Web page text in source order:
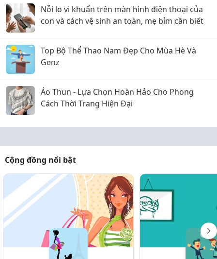
Nỗi lo vi khuẩn trên màn hình điện thoại của
con và cách vệ sinh an toàn, mẹ bỉm cần biết
Top Bộ Thể Thao Nam Đẹp Cho Mùa Hè Và
Genz
Áo Thun - Lựa Chọn Hoàn Hảo Cho Phong
Cách Thời Trang Hiện Đại
Cộng đồng nổi bật